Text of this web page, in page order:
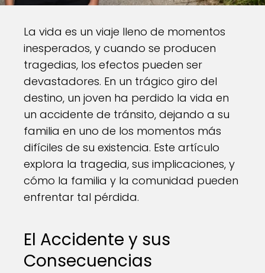
La vida es un viaje lleno de momentos
inesperados, y cuando se producen
tragedias, los efectos pueden ser
devastadores. En un trágico giro del
destino, un joven ha perdido la vida en
un accidente de tránsito, dejando a su
familia en uno de los momentos más
difíciles de su existencia. Este artículo
explora la tragedia, sus implicaciones, y
cómo la familia y la comunidad pueden
enfrentar tal pérdida.
El Accidente y sus
Consecuencias